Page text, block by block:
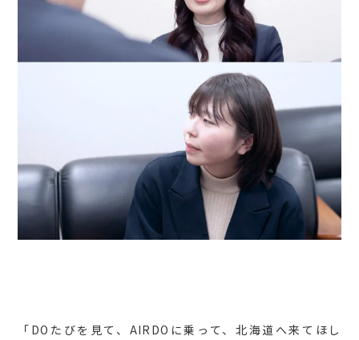
「DOたびを見て、AIRDOに乗って、北海道へ来てほし